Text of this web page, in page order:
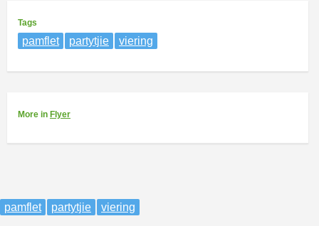
Tags
pamflet partytjie viering
More in Flyer
pamflet partytjie viering